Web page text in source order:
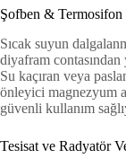
Şofben &
Sıcak suyun
diyafram
Su kaçıran veya
önleyici magnezyum
güvenli kullanım
Tesisat ve Radyatör